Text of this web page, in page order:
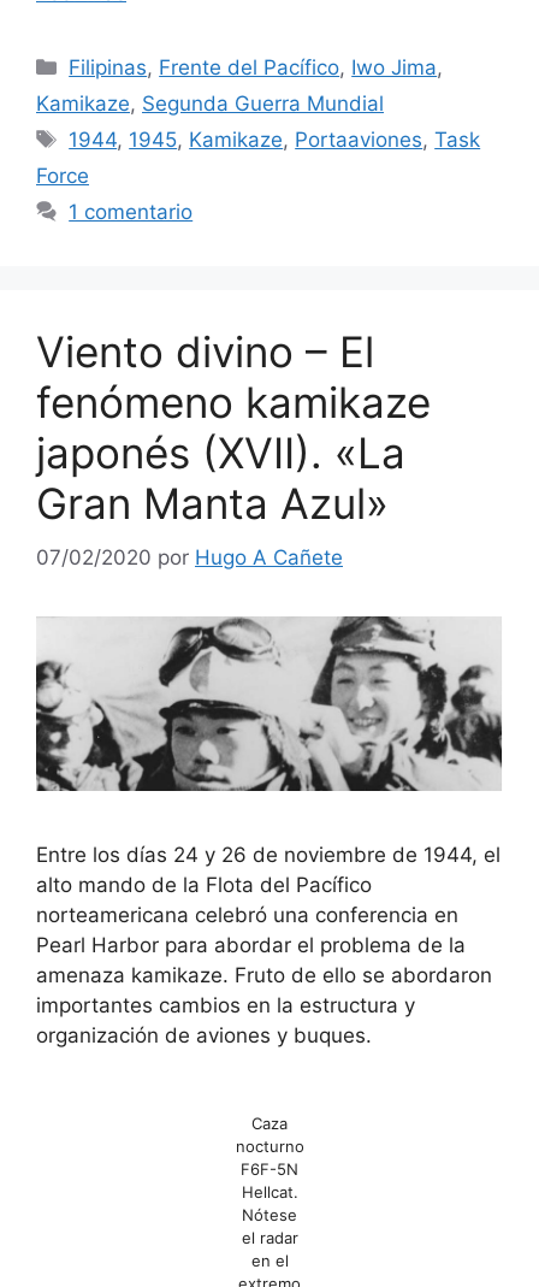
Categorías
Filipinas, Frente del Pacífico, Iwo Jima,
Kamikaze, Segunda Guerra Mundial
Etiquetas
1944, 1945, Kamikaze, Portaaviones,Task
Force
1 comentario
Viento divino – El
fenómeno kamikaze
japonés (XVII). «La
Gran Manta Azul»
07/02/2020 por Hugo A Cañete
Entre los días 24 y 26 de noviembre de 1944, el
alto mando de la Flota del Pacífico
norteamericana celebró una conferencia en
Pearl Harbor para abordar el problema de la
amenaza kamikaze. Fruto de ello se abordaron
importantes cambios en la estructura y
organización de aviones y buques.
Caza
nocturno
F6F-5N
Hellcat.
Nótese
el radar
en el
extremo